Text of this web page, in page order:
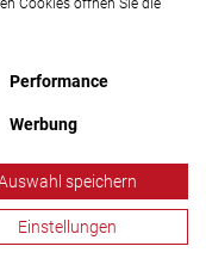
sollte es natürlich
bei dir! Bitte
zukommen
als
mehr. Ich
Cookies öffnen Sie die
Performance
Werbung
speichern
Einstellungen